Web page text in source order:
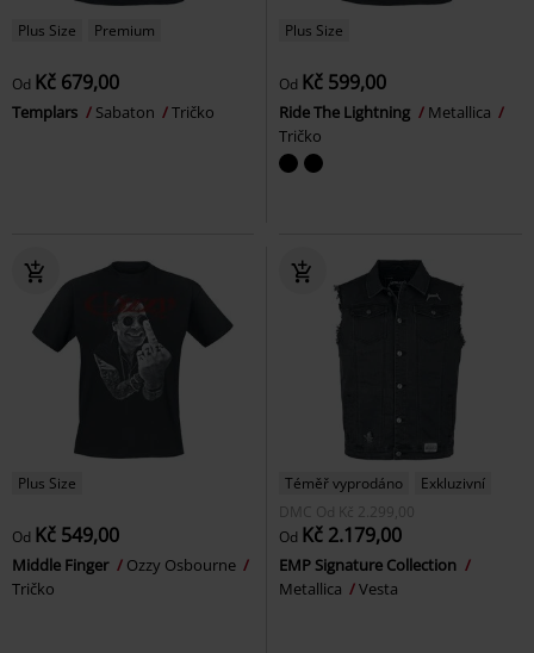
Plus Size Premium
Od Kč 679,00
Templars Sabaton Tričko
Plus Size
Od Kč 599,00
Ride The Lightning
Metallica
Tričko
Plus Size
Od Kč 549,00
Middle Finger
Ozzy Osbourne
Tričko
Téměř vyprodáno
Exkluzivní
DMC Od Kč 2.299,00
Od Kč 2.179,00
EMP Signature Collection
Metallica
Vesta